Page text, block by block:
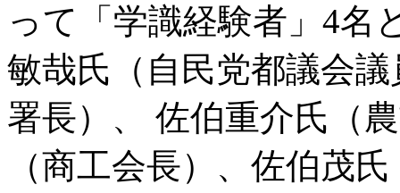
って「学識経験者」4名
敏哉氏（自民党都議会
署長）、 佐伯重介氏（
（商工会長）、佐伯茂